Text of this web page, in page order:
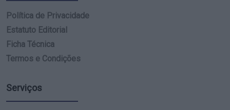
Política de Privacidade
Estatuto Editorial
Ficha Técnica
Termos e Condições
Serviços